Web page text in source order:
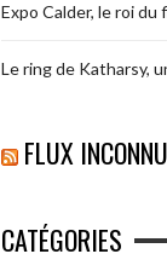
Expo Calder, le roi du
Le ring de Katharsy,
FLUX INCONNU
CATÉGORIES